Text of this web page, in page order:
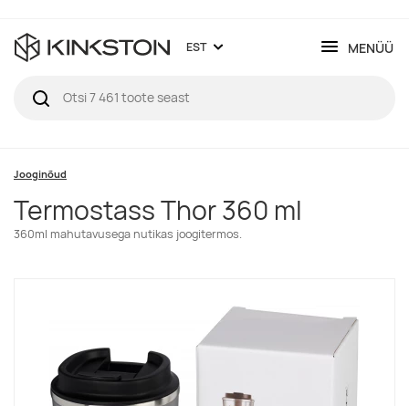
EST MENÜÜ
Jooginõud
Termostass Thor 360 ml
360ml mahutavusega nutikas joogitermos.